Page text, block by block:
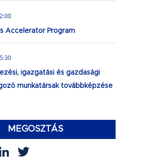
Accelerator Program
igazgatási és gazdasági
munkatársak továbbképzése
MEGOSZTÁS
LinkedIn